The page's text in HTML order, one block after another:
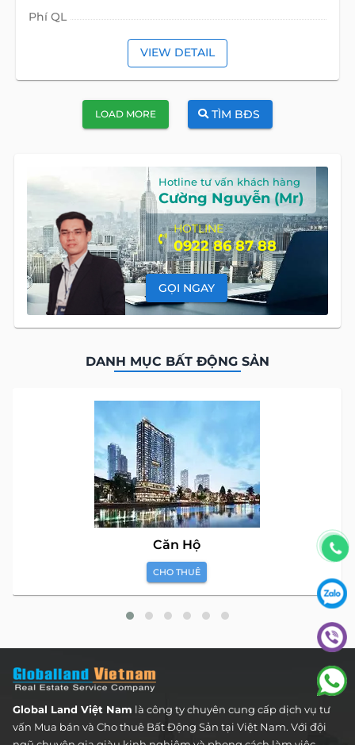
Phí QL
VIEW DETAIL
LOAD MORE TÌM BĐS
Hotline tư vấn khách hàng
Cường Nguyễn (Mr)
HOTLINE
0922 86 87 88
GỌI NGAY
DANH MỤC BẤT ĐỘNG SẢN
Căn Hộ
CHO THUÊ
Global Land Việt Nam là công ty chuyên cung cấp dịch vụ tư
vấn Mua bán và Cho thuê Bất Động Sản tại Việt Nam. Với đội